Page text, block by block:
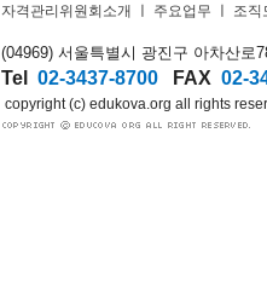
자격관리위원회소개 주요업무 조직
(04969) 서울특별시 광진구 아차산로
Tel 02-3437-8700 FAX 02-
copyright (c) edukova.org all rights